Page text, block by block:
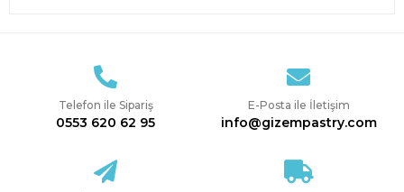
Telefon ile Sipariş
0553 620 62 95
E-Posta ile İletişim
info@gizempastry.com